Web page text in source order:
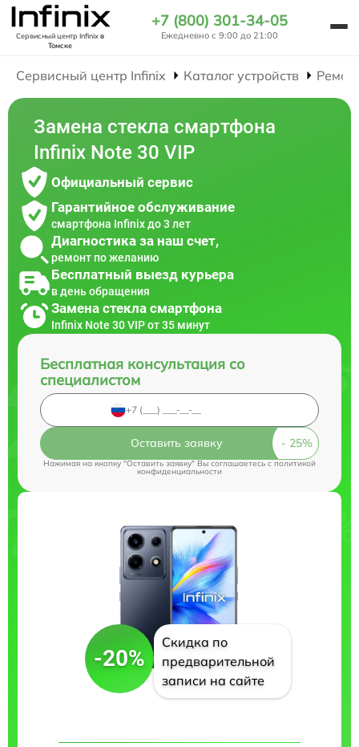
Сервисный центр Infinixв
Томске
+7 (800) 301-34-05
Ежедневно с 9:00 до 21:00
Сервисный центр Infinix Каталог устройств
Замена стекла смартфона
Infinix Note 30 VIP
Официальный сервис
Гарантийное обслуживание
смартфона Infinix до 3 лет
Диагностика за наш счет,
ремонт по желанию
Бесплатный выезд курьера
в день обращения
Замена стекла смартфона
Infinix Note 30 VIP от 35 минут
Бесплатная консультация со
специалистом
Оставить заявку
Нажимая на кнопку "Оставить заявку" Вы соглашаетесь cполитикой
конфиденциальности
-20%
Скидка по
предварительной
записи на сайте